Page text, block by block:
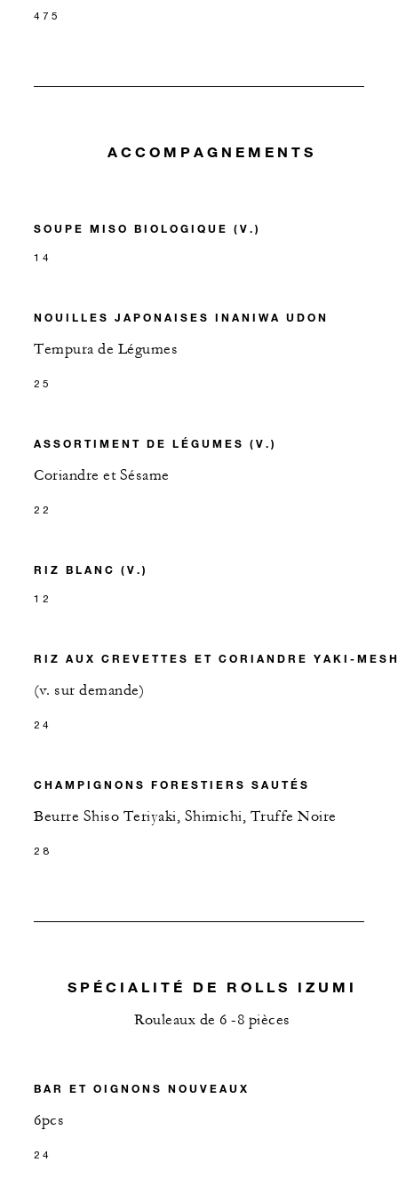
475
ACCOMPAGNEMENTS
SOUPE MISO BIOLOGIQUE (V.)
14
NOUILLES JAPONAISES INANIWA UDON
Tempura de Légumes
25
ASSORTIMENT DE LÉGUMES (V.)
Coriandre et Sésame
22
RIZ BLANC (V.)
12
RIZ AUX CREVETTES ET CORIANDRE YAKI-
(v. sur demande)
24
CHAMPIGNONS FORESTIERS SAUTÉS
Beurre Shiso Teriyaki, Shimichi, Truffe Noire
28
SPÉCIALITÉ DE ROLLS IZUMI
Rouleaux de 6 -8 pièces
BAR ET OIGNONS NOUVEAUX
6pcs
24